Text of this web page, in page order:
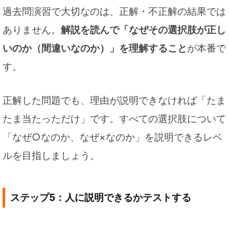
過去問演習で大切なのは、正解・不正解の結果では
ありません。 解説を読んで「なぜその選択肢が正し
いのか（間違いなのか）」を理解することが本番で
す。
正解した問題でも、理由が説明できなければ「たま
たま当たっただけ」です。すべての選択肢について
「なぜ○なのか、なぜ×なのか」を説明できるレベ
ルを目指しましょう。
ステップ5：人に説明できるかテストする